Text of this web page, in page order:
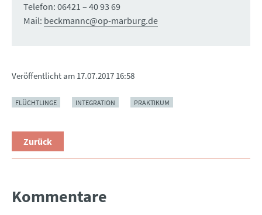
Telefon: 06421 – 40 93 69
Mail: beckmannc@op-marburg.de
Veröffentlicht am 17.07.2017 16:58
FLÜCHTLINGE INTEGRATION PRAKTIKUM
Zurück
Kommentare